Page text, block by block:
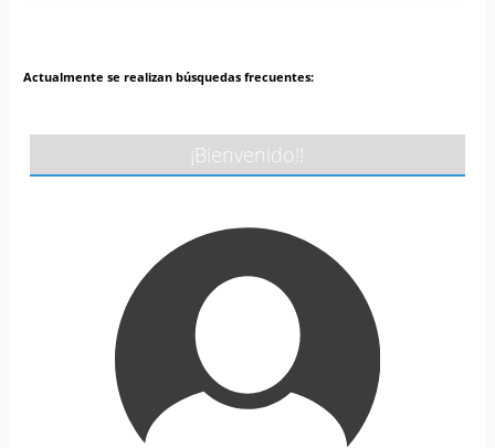
Actualmente se realizan búsquedas frecuentes:
¡Bienvenido!!